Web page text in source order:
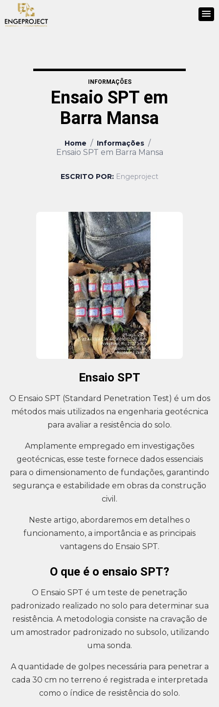
INFORMAÇÕES
Ensaio SPT em
Barra Mansa
Home / Informações /
Ensaio SPT em Barra Mansa
ESCRITO POR: Engeproject
Ensaio SPT
O Ensaio SPT (Standard Penetration Test) é um dos
métodos mais utilizados na engenharia geotécnica
para avaliar a resistência do solo.
Amplamente empregado em investigações
geotécnicas, esse teste fornece dados essenciais
para o dimensionamento de fundações, garantindo
segurança e estabilidade em obras da construção
civil.
Neste artigo, abordaremos em detalhes o
funcionamento, a importância e as principais
vantagens do Ensaio SPT.
O que é o ensaio SPT?
O Ensaio SPT é um teste de penetração
padronizado realizado no solo para determinar sua
resistência. A metodologia consiste na cravação de
um amostrador padronizado no subsolo, utilizando
uma sonda.
A quantidade de golpes necessária para penetrar a
cada 30 cm no terreno é registrada e interpretada
como o índice de resistência do solo.